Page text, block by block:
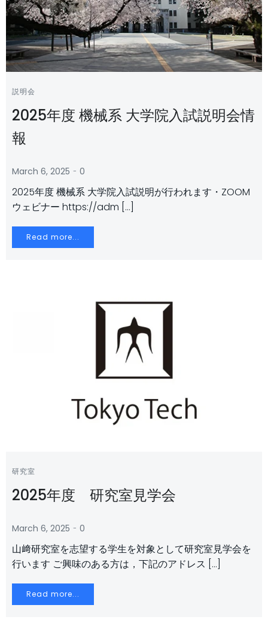
説明会
2025年度 機械系 大学院入試説明会情
報
March 6, 2025 - 0
2025年度 機械系 大学院入試説明が行われます・ZOOM
ウェビナー https://adm […]
Read more...
研究室
2025年度 研究室見学会
March 6, 2025 - 0
山﨑研究室を志望する学生を対象として研究室見学会を
行います ご興味のある方は，下記のアドレス […]
Read more...